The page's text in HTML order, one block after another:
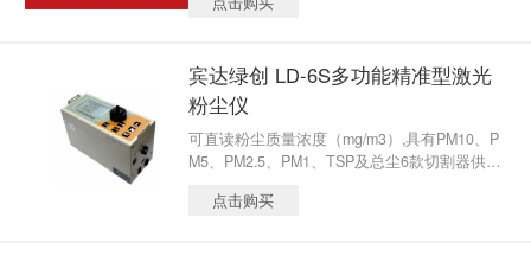
度的监测，还可用于空气净化器净化效率的评
宾达绿创 LD-6S多功能精准型激光
粉尘仪
可直读粉尘质量浓度（mg/m3）,具有PM10、P
M5、PM2.5、PM1、TSP及总尘6款切割器供选
长采样管的中央空调排气口PM10可吸入颗粒物
点击购买